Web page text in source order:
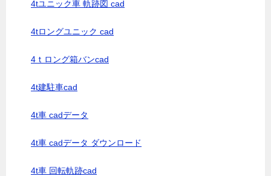
4tユニック車 軌跡図 cad
4tロングユニック cad
4ｔロング箱バンcad
4t建駐車cad
4t車 cadデータ
4t車 cadデータ ダウンロード
4t車 回転軌跡cad